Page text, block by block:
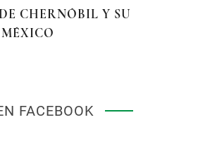
CHERNÓBIL Y SU
FACEBOOK